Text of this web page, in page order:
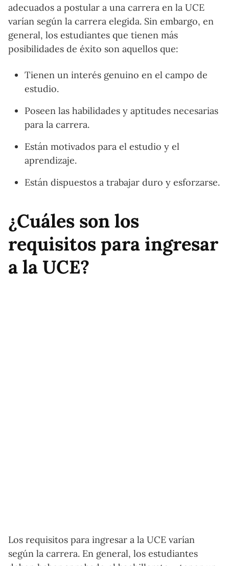
adecuados a postular a una carrera en la UCE
varían según la carrera elegida. Sin embargo, en
general, los estudiantes que tienen más
posibilidades de éxito son aquellos que:
Tienen un interés genuino en el campo de
estudio.
Poseen las habilidades y aptitudes necesarias
para la carrera.
Están motivados para el estudio y el
aprendizaje.
Están dispuestos a trabajar duro y esforzarse.
¿Cuáles son los
requisitos para ingresar
a la UCE?
Los requisitos para ingresar a la UCE varían
según la carrera. En general, los estudiantes